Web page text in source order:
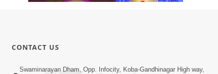
17:00
CONTACT US
Swaminarayan Dham, Opp. Infocity, Koba-Gandhinagar High way,